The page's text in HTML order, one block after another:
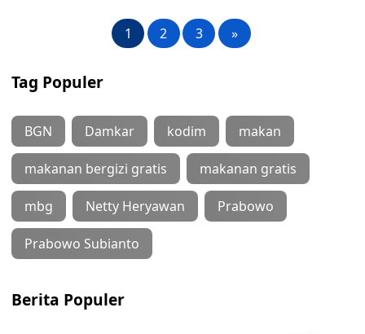
1 2 3 »
Tag Populer
BGN Damkar kodim makan
makanan bergizi gratis makanan gratis
mbg Netty Heryawan Prabowo
Prabowo Subianto
Berita Populer